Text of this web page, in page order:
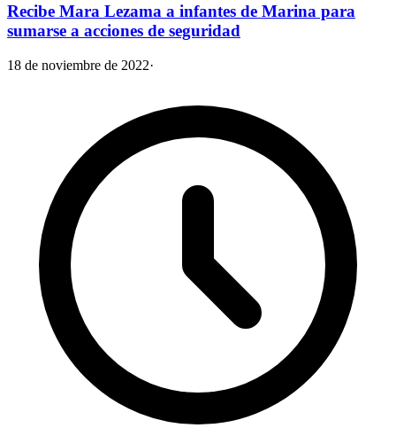
Recibe Mara Lezama a infantes de Marina para
sumarse a acciones de seguridad
18 de noviembre de 2022·